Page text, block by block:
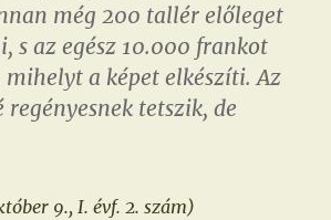
még 200 tallér előleget
s az egész 10.000 frankot
mihelyt a képet elkészíti. Az
regényesnek tetszik, de
9., I. évf. 2. szám)